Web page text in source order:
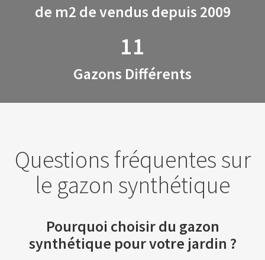
de m2 de vendus depuis 2009
11
Gazons Différents
Questions fréquentes sur
le gazon synthétique
Pourquoi choisir du gazon
synthétique pour votre jardin ?